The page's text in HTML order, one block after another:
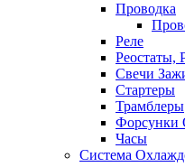
Проводка
Реле
Реостаты,
Свечи
Стартеры
Трамблеры
Форсунки
Часы
Система